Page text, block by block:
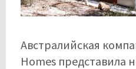
Австралийская
Homes